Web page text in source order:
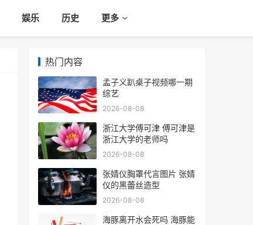
娱乐 历史 更多
热门内容
孟子义趴桌子视频哪一期
综艺
2026-08-08
浙江大学傅可津 傅可津是
浙江大学的老师吗
2026-08-08
张婧仪胸罩代言图片 张婧
仪的黑蕾丝造型
2026-08-08
海豚离开水会死吗 海豚能